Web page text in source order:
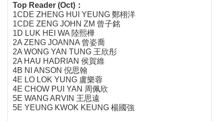
Top Reader (Oct) ：
1CDE ZHENG HUI YEUNG 鄭栩洋
1CDE ZENG JOHN ZM 曾子銘
1D LUK HEI WA 陸熙樺
2A ZENG JOANNA 曾姿喬
2A WONG YAN TUNG 王欣彤
2A HAU HADRIAN 侯賀維
4B NI ANSON 倪思翰
4E LO LOK YUNG 盧樂蓉
4E CHOW PUI YAN 周佩欣
5E WANG ARVIN 王思遠
5E YEUNG KWOK KEUNG 楊國強